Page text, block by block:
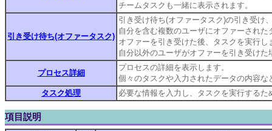
チームタスクも一緒に表示されます。
引き受け待ち(オファータスク)
引き受け待ち(オファータスク)の引き受け
自分を含む複数のユーザにオファーされ
オファーを引き受けた後、タスクを実行し
自分以外のユーザがオファーを引き受け
プロセス詳細
プロセスの詳細を表示します。
個々のタスクや入力されたデータの内容な
タスク処理
必要な情報を入力し、タスクを実行する
項目説明